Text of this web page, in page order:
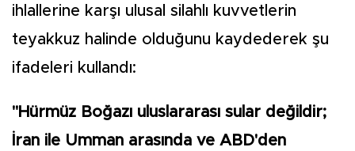
ihlallerine karşı ulusal silahlı kuvvetlerin
teyakkuz halinde olduğunu kaydederek şu
ifadeleri kullandı:
"Hürmüz Boğazı uluslararası sular değildir;
İran ile Umman arasında ve ABD'den